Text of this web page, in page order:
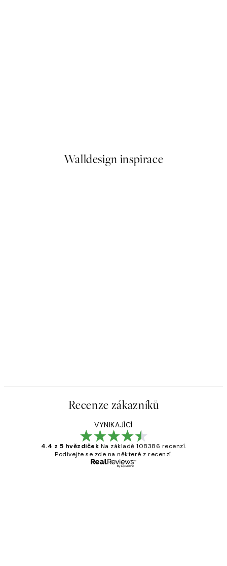
Walldesign inspirace
Recenze zákazníků
VYNIKAJÍCÍ
4.4 z 5 hvězdiček Na základě 108386 recenzí.
Podívejte se zde na některé z recenzí.